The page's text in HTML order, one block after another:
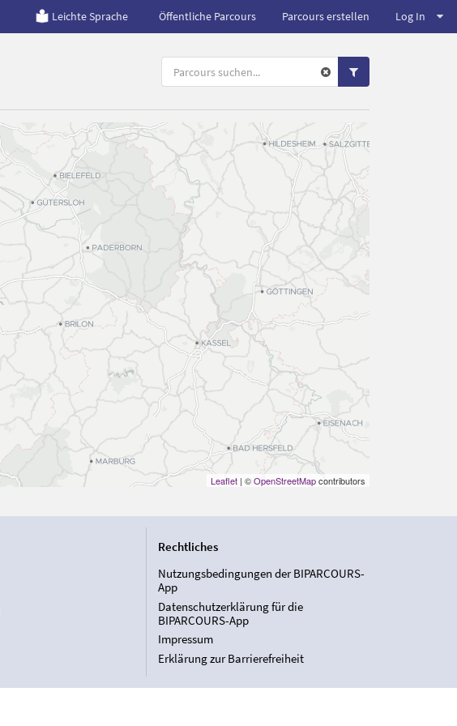
Leichte Sprache Öffentliche Parcours Parcours erstellen Log In
Leaflet| ©OpenStreetMapcontributors
Rechtliches
Nutzungsbedingungen der BIPARCOURS-
App
Datenschutzerklärung für die
BIPARCOURS-App
Impressum
Erklärung zur Barrierefreiheit